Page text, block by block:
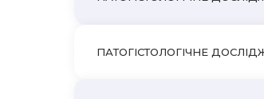
ПАТОГІСТОЛОГІЧНЕ